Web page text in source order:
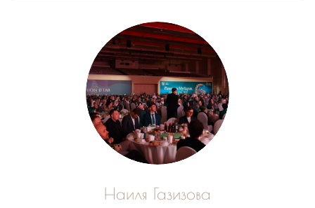
Наиля Газизова